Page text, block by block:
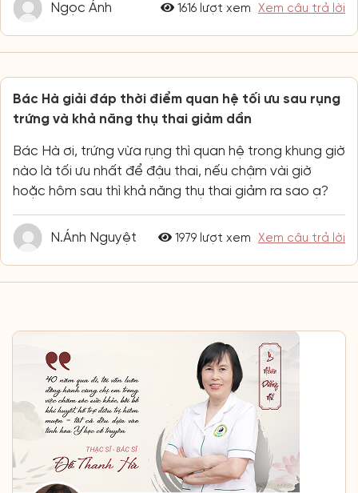
Ngọc Ánh 1616 lượt xem Xem câu trả lời
Bác Hà giải đáp thời điểm quan hệ tối ưu sau rụng
trứng và khả năng thụ thai giảm dần
Bác Hà ơi, trứng vừa rụng thì quan hệ trong khung giờ
nào là tối ưu nhất để đậu thai, nếu chậm vài giờ
hoặc hôm sau thì khả năng thụ thai giảm ra sao ạ?
N.Ánh Nguyệt 1979 lượt xem Xem câu trả lời